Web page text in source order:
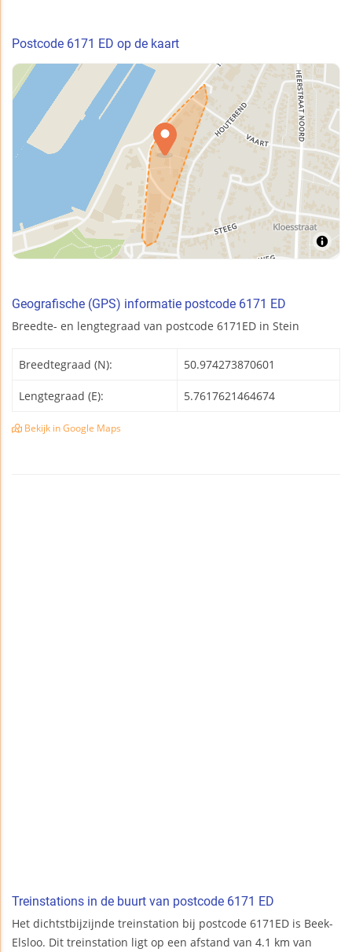
Postcode 6171 ED op de kaart
Geografische (GPS) informatie postcode 6171 ED
Breedte- en lengtegraad van postcode 6171ED in Stein
Breedtegraad (N): 50.974273870601
Lengtegraad (E): 5.7617621464674
Bekijk in Google Maps
Treinstations in de buurt van postcode 6171 ED
Het dichtstbijzijnde treinstation bij postcode 6171ED is Beek-
Elsloo. Dit treinstation ligt op een afstand van 4.1 km van